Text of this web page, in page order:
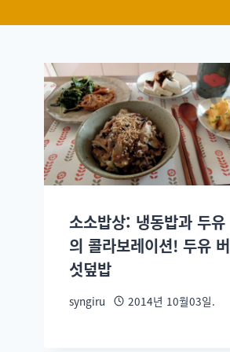
소소밥상: 냉동밥과 두유
의 콜라보레이션! 두유 버
섯덮밥
syngiru 2014년 10월03일.